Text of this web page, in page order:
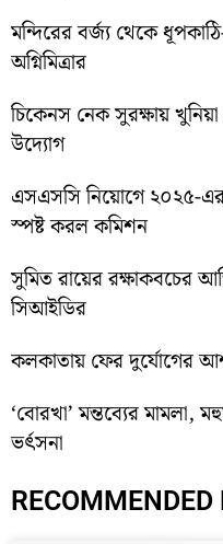
মন্দিরের বর্জ্য থেকে
অগ্নিমিত্রার
চিকেনস নেক সুরক্ষায়
উদ্যোগ
এসএসসি নিয়োগে ২০২৫-এর
স্পষ্ট করল কমিশন
সুমিত রায়ের রক্ষাকবচের
সিআইডির
কলকাতায় ফের দুর্যোগের
‘বোরখা’ মন্তব্যের মামলা,
ভর্ৎসনা
RECOMMENDED